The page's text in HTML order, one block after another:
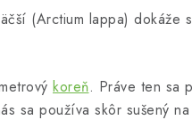
(Arctium lappa) dokáže s
koreň. Práve ten sa
sa používa skôr sušený